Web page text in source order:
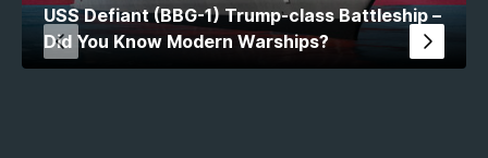
USS Defiant (BBG-1) Trump-class Battleship –
Did You Know Modern Warships?